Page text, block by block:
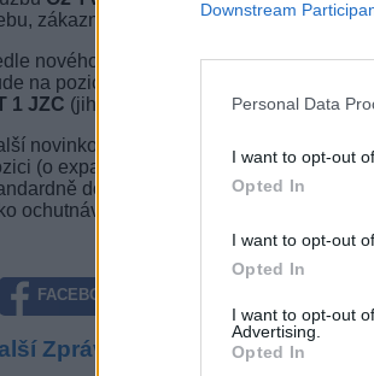
Downstream
Personal Data
I want to opt-out
Opted In
I want to opt-out
Opted In
I want to opt-out
Advertising.
Opted In
zákaznické lince nebo ve značkových
nového tarifu operátor O2 TV rozšiřuje
na pozici 182 nabízet kanál
1 JZC (jihozápadní Čechy).
novinkou je zařazení mezinárodního
(o expanzi stanice na další trhy již
dostupná od tarifu O2 TV Stříbrná
ochutnávkový pro klienty s nižšími
FACEBOOK
Zprávičky